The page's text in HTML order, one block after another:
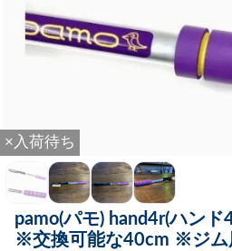
×入荷待ち
pamo(パモ) hand4r(ハン
※交換可能な40cm ※ジム